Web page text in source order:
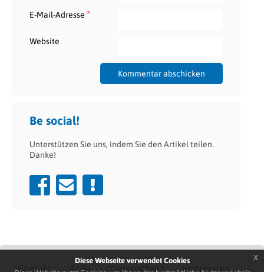
E-Mail-Adresse *
Website
Be social!
Unterstützen Sie uns, indem Sie den Artikel teilen.
Danke!
Kontakt AGBs Datenschutz Impressum
Diese Webseite verwendet Cookies
x